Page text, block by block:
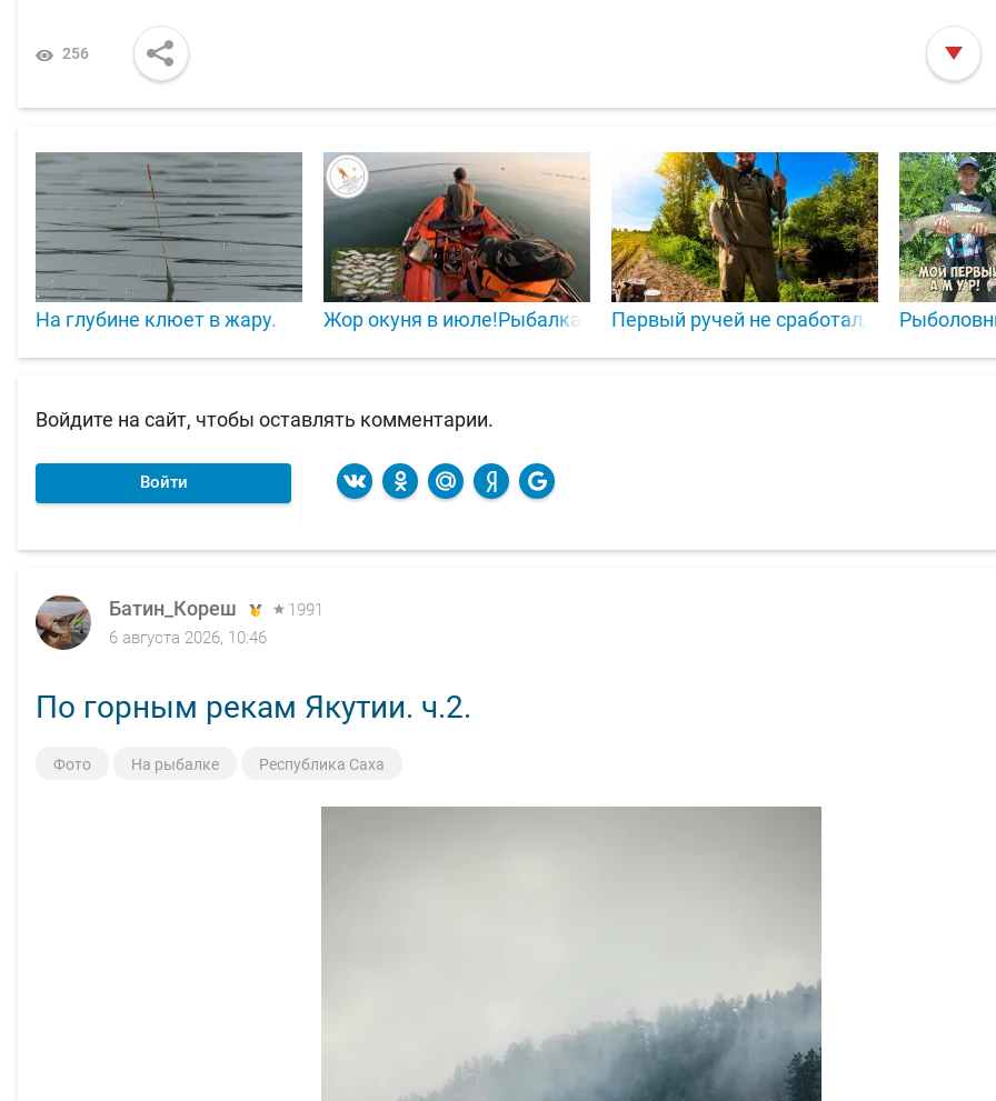
256
На глубине клюет в жару. Жор окуня в июле!Рыбалка с сыном!Первый ручей не сработал, зато на
Войдите на сайт, чтобы оставлять комментарии.
Войти
Батин_Кореш
1991
6 августа 2026, 10:46
По горным рекам Якутии. ч.2.
Фото На рыбалке Республика Саха